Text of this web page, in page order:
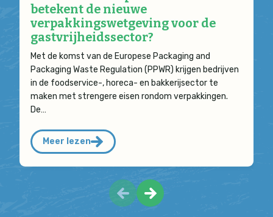
betekent de nieuwe
verpakkingswetgeving voor de
gastvrijheidssector?
Met de komst van de Europese Packaging and
Packaging Waste Regulation (PPWR) krijgen bedrijven
in de foodservice-, horeca- en bakkerijsector te
maken met strengere eisen rondom verpakkingen.
De…
Meer lezen